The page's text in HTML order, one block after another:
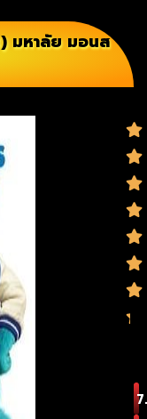
มหาลัย มอนส